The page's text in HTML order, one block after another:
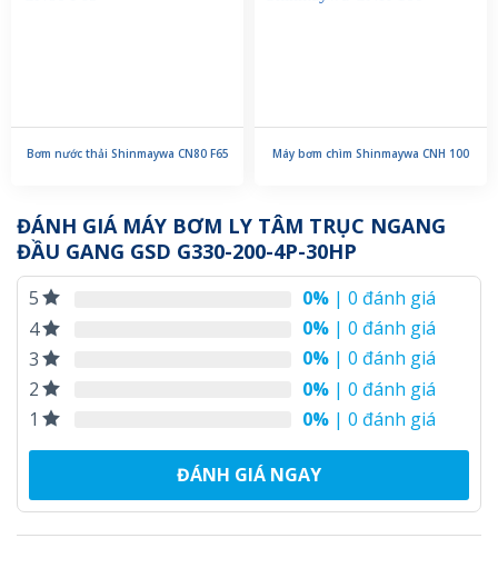
Bơm nước thải Shinmaywa CN80 F65 Máy bơm chìm Shinmaywa CNH 100
ĐÁNH GIÁ MÁY BƠM LY TÂM TRỤC NGANG
ĐẦU GANG GSD G330-200-4P-30HP
5 0% | 0 đánh giá
4
0% | 0 đánh giá
3
0% | 0 đánh giá
2
0% | 0 đánh giá
1
0% | 0 đánh giá
ĐÁNH GIÁ NGAY